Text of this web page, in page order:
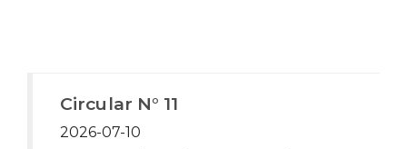
Circular N° 11
2026-07-10